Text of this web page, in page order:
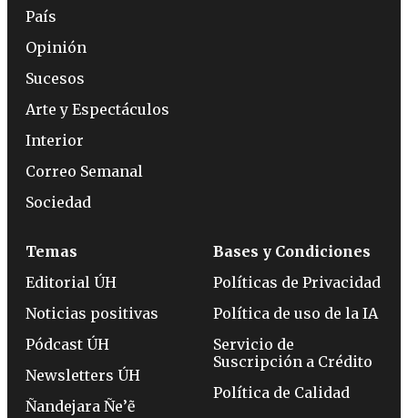
País
Opinión
Sucesos
Arte y Espectáculos
Interior
Correo Semanal
Sociedad
Temas
Editorial ÚH
Noticias positivas
Pódcast ÚH
Newsletters ÚH
Ñandejara Ñe’ẽ
Bases y Condiciones
Políticas de Privacidad
Política de uso de la IA
Servicio de
Suscripción a Crédito
Política de Calidad